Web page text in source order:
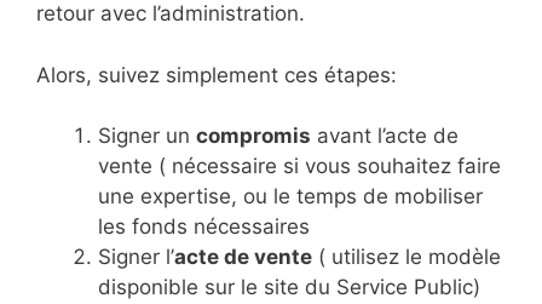
retour avec l’administration.
Alors, suivez simplement ces étapes:
Signer un compromis avant l’acte de
vente ( nécessaire si vous souhaitez faire
une expertise, ou le temps de mobiliser
les fonds nécessaires
Signer l’acte de vente ( utilisez le modèle
disponible sur le site du Service Public)